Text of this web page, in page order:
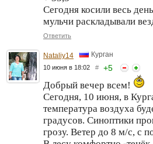
Сегодня косили весь
мульчи раскладывали
Ответить
Nataliy14 Курган
10 июня в 18:02 # +5
Добрый вечер всем!
Сегодня, 10 июня, в
температура воздуха
градусов. Синоптики
грозу. Ветер до 8 м/с, с